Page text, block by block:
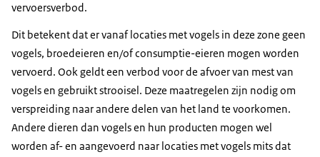
vervoersverbod.
Dit betekent dat er vanaf locaties met vogels in deze zone geen
vogels, broedeieren en/of consumptie-eieren mogen worden
vervoerd. Ook geldt een verbod voor de afvoer van mest van
vogels en gebruikt strooisel. Deze maatregelen zijn nodig om
verspreiding naar andere delen van het land te voorkomen.
Andere dieren dan vogels en hun producten mogen wel
worden af- en aangevoerd naar locaties met vogels mits dat